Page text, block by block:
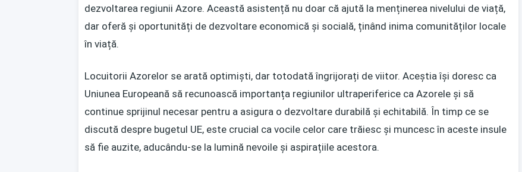
dezvoltarea regiunii Azore. Această asistență nu doar că ajută la menținerea nivelului de viață,
dar oferă și oportunități de dezvoltare economică și socială, ținând inima comunităților locale
în viață.
Locuitorii Azorelor se arată optimiști, dar totodată îngrijorați de viitor. Aceștia își doresc ca
Uniunea Europeană să recunoască importanța regiunilor ultraperiferice ca Azorele și să
continue sprijinul necesar pentru a asigura o dezvoltare durabilă și echitabilă. În timp ce se
discută despre bugetul UE, este crucial ca vocile celor care trăiesc și muncesc în aceste insule
să fie auzite, aducându-se la lumină nevoile și aspirațiile acestora.